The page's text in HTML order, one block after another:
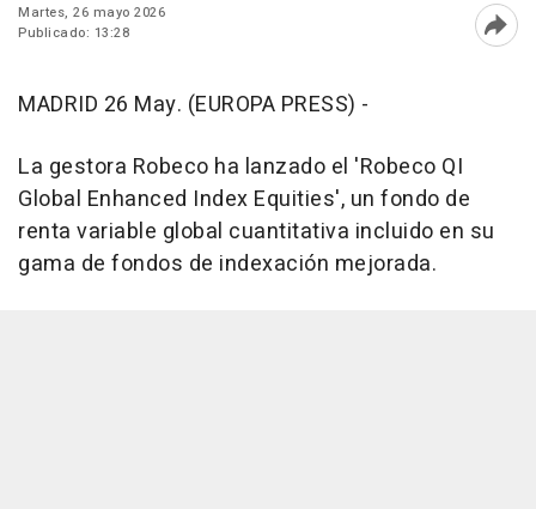
Martes, 26 mayo 2026
Publicado: 13:28
MADRID 26 May. (EUROPA PRESS) -
La gestora Robeco ha lanzado el 'Robeco QI
Global Enhanced Index Equities', un fondo de
renta variable global cuantitativa incluido en su
gama de fondos de indexación mejorada.